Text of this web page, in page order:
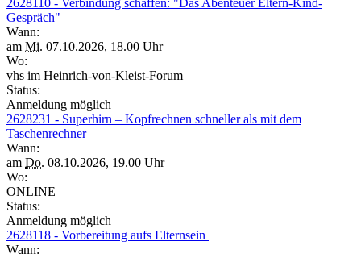
2628110 - Verbindung schaffen: "Das Abenteuer Eltern-Kind-
Gespräch"
Wann:
am Mi. 07.10.2026, 18.00 Uhr
Wo:
vhs im Heinrich-von-Kleist-Forum
Status:
Anmeldung möglich
2628231 - Superhirn – Kopfrechnen schneller als mit dem
Taschenrechner
Wann:
am Do. 08.10.2026, 19.00 Uhr
Wo:
ONLINE
Status:
Anmeldung möglich
2628118 - Vorbereitung aufs Elternsein
Wann: